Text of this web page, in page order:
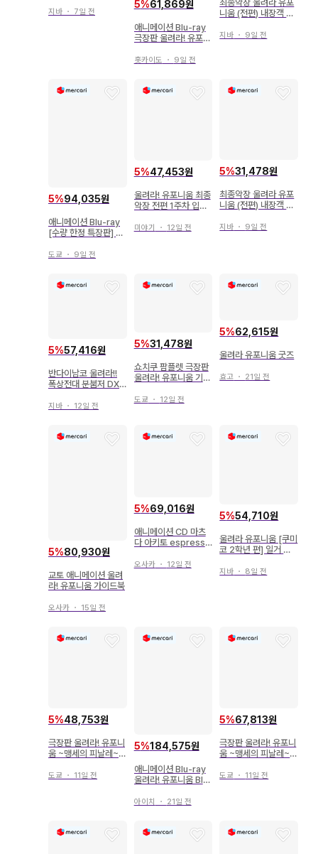
혜택
지바 ・ 7일 전
5%61,869원
애니메이션 Blu-ray
극장판 울려라! 유포니
주악부로의 초대
홋카이도 ・ 9일 전
최종악장 울려라 유포
니움 (전편) 내장객 특
(아스카) 1주차
지바 ・ 9일 전
5%94,035원
애니메이션 Blu-ray
[수량 한정 특장판] 극
유포니움 ~앙상블 콘
도쿄 ・ 9일 전
5%47,453원
울려라! 유포니움 최종
악장 전편 1주차 입장
미야기 ・ 12일 전
5%31,478원
최종악장 울려라 유포
니움 (전편) 내장객 특
(하즈키) 1주차
지바 ・ 9일 전
5%57,416원
반다이남코 울려라!!
폭상전대 분붐저 DX
터
지바 ・ 12일 전
5%31,478원
쇼치쿠 팜플렛 극장판
울려라! 유포니움 기타
부로의 초대 2016년
도쿄 ・ 12일 전
5%62,615원
울려라 유포니움 굿즈
효고 ・ 21일 전
5%80,930원
교토 애니메이션 울려
라! 유포니움 가이드북
오사카 ・ 15일 전
5%69,016원
애니메이션 CD 마츠
다 아키토 espressiv
라! 유포니움 10주년
오사카・ 12일 전
5%54,710원
울려라 유포니움 [쿠미
코 2학년 편] 일거 상
카즈미 그려내린 코스
지바 ・ 8일 전
5%48,753원
극장판 울려라! 유포니
움 ~맹세의 피날레~
키코 오리지널 코스터
도쿄 ・ 11일 전
5%184,575원
애니메이션 Blu-ray
울려라! 유포니움 Blu-
아이치 ・ 21일 전
5%67,813원
극장판 울려라! 유포니
움 ~맹세의 피날레~
키코 오리지널 코스터
도쿄 ・ 11일 전